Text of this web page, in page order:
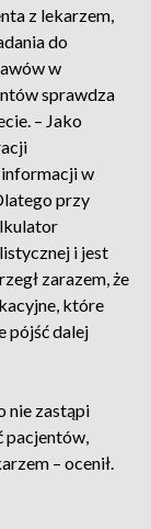
z lekarzem,
do
w
sprawdza
– Jako
w
przy
i jest
zarazem, że
które
pójść dalej
nie zastąpi
pacjentów,
– ocenił.